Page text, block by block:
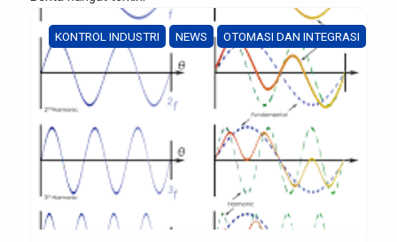
KONTROL INDUSTRI NEWS OTOMASI DAN INTEGRASI